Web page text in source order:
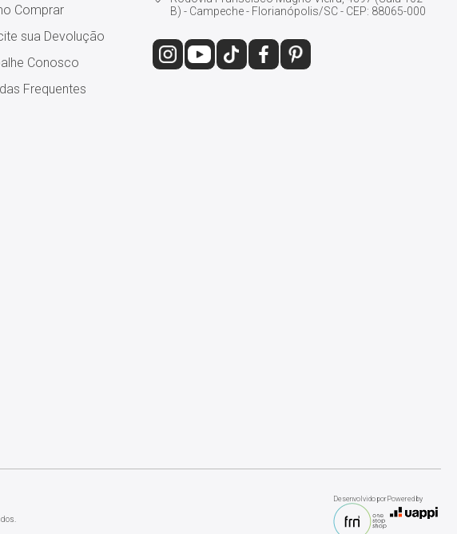
Comprar
sua Devolução
Conosco
Frequentes
B) - Campeche - Florianópolis/SC - CEP: 88065-000
Desenvolvido porPowered by